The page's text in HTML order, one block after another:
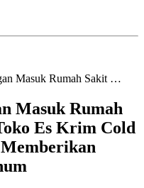
Masuk Rumah Sakit …
Masuk Rumah
Es Krim Cold